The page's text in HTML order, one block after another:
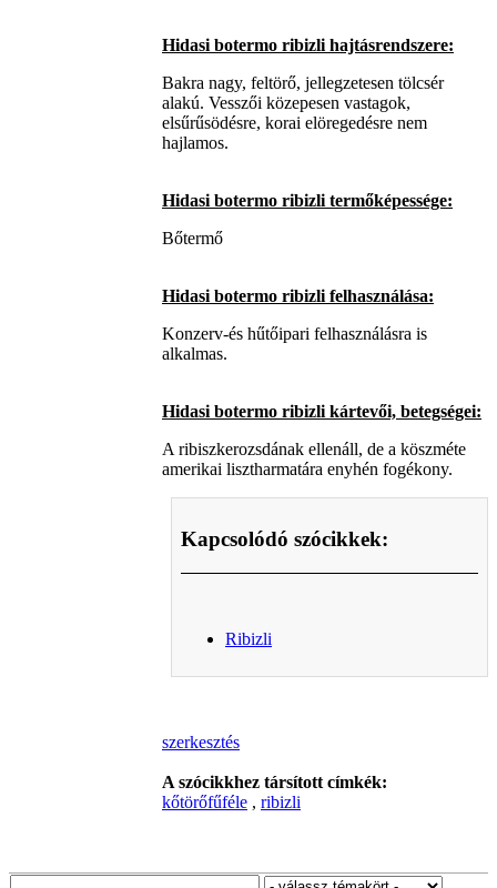
Hidasi botermo ribizli hajtásrendszere:
Bakra nagy, feltörő, jellegzetesen tölcsér
alakú. Vesszői közepesen vastagok,
elsűrűsödésre, korai elöregedésre nem
hajlamos.
Hidasi botermo ribizli termőképessége:
Bőtermő
Hidasi botermo ribizli felhasználása:
Konzerv-és hűtőipari felhasználásra is
alkalmas.
Hidasi botermo ribizli kártevői, betegségei:
A ribiszkerozsdának ellenáll, de a köszméte
amerikai lisztharmatára enyhén fogékony.
Kapcsolódó szócikkek:
Ribizli
szerkesztés
A szócikkhez társított címkék:
kőtörőfűféle , ribizli